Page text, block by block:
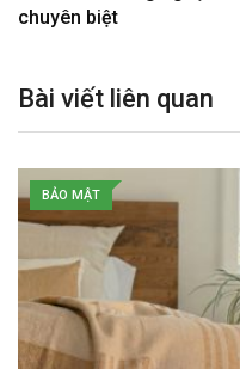
chuyên biệt
Bài viết liên quan
BẢO MẬT